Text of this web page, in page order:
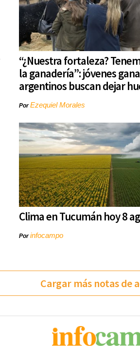
“¿Nuestra fortaleza?
la ganadería”: jóvenes
argentinos buscan dejar
PorEzequiel Morales
Clima en Tucumán hoy 8
Porinfocampo
Cargar más notas de